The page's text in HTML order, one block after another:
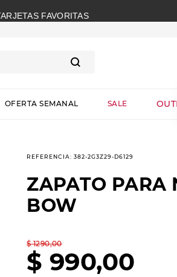
FAVORITAS
OFERTA SEMANAL SALE
REFERENCIA:382-2G3Z29-D6129
ZAPATO PARA
BOW
$ 1290,00
$ 990,00